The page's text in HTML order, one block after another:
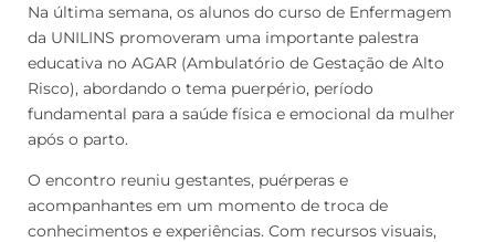
Na última semana, os alunos do curso de Enfermagem
da UNILINS promoveram uma importante palestra
educativa no AGAR (Ambulatório de Gestação de Alto
Risco), abordando o tema puerpério, período
fundamental para a saúde física e emocional da mulher
após o parto.
O encontro reuniu gestantes, puérperas e
acompanhantes em um momento de troca de
conhecimentos e experiências. Com recursos visuais,